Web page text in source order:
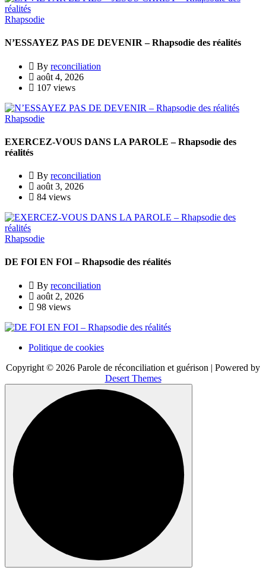
Rhapsodie
N’ESSAYEZ PAS DE DEVENIR – Rhapsodie des réalités
By reconciliation
août 4, 2026
107 views
Rhapsodie
EXERCEZ-VOUS DANS LA PAROLE – Rhapsodie des
réalités
By reconciliation
août 3, 2026
84 views
Rhapsodie
DE FOI EN FOI – Rhapsodie des réalités
By reconciliation
août 2, 2026
98 views
Politique de cookies
Copyright © 2026 Parole de réconciliation et guérison | Powered by
Desert Themes